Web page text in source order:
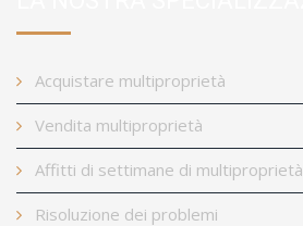
Acquistare multiproprietà
Vendita multiproprietà
Affitti di settimane di multiproprietà
Risoluzione dei problemi